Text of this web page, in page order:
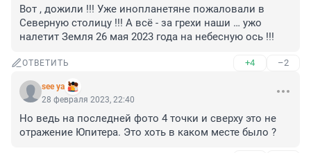
Вот , дожили !!! Уже инопланетяне пожаловали в
Северную столицу !!! А всё - за грехи наши … ужо
налетит Земля 26 мая 2023 года на небесную ось !!!
ОТВЕТИТЬ +4 –2
see ya
28 февраля 2023, 22:40
Но ведь на последней фото 4 точки и сверху это не
отражение Юпитера. Это хоть в каком месте было ?